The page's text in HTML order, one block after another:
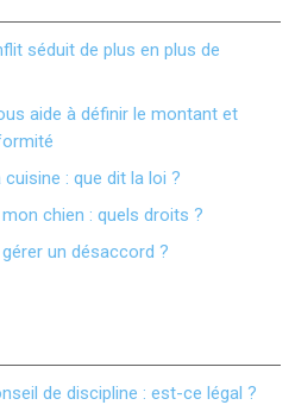
séduit de plus en plus de
aide à définir le montant et
: que dit la loi ?
chien : quels droits ?
un désaccord ?
de discipline : est-ce légal ?